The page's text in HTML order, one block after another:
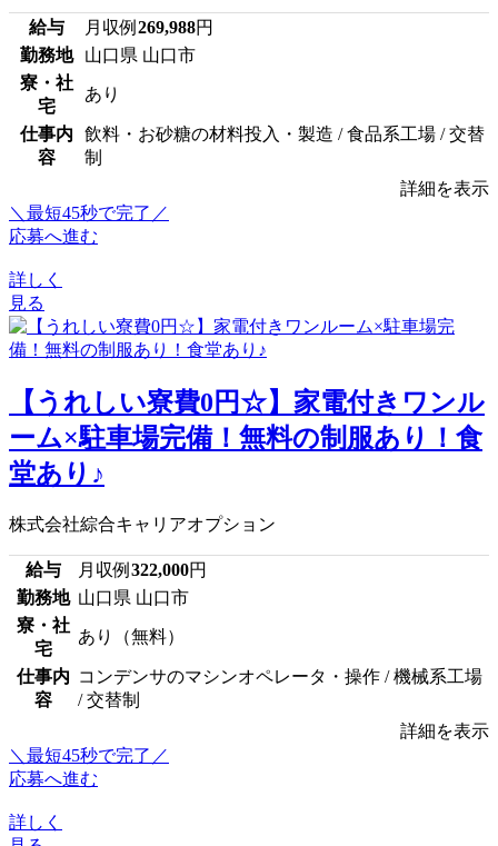
給与 月収例 269,988円
勤務地
山口県 山口市
寮・社
宅
あり
仕事内
容
飲料・お砂糖の材料投入・製造 / 食品系工場 / 交替
制
詳細を表示
＼最短45秒で完了／
応募へ進む
詳しく
見る
【うれしい寮費0円☆】家電付きワンル
ーム×駐車場完備！無料の制服あり！食
堂あり♪
株式会社綜合キャリアオプション
給与 月収例 322,000円
勤務地 山口県 山口市
寮・社
宅
あり（無料）
仕事内
容
コンデンサのマシンオペレータ・操作 / 機械系工場
/ 交替制
詳細を表示
＼最短45秒で完了／
応募へ進む
詳しく